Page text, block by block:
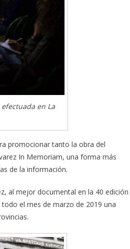
en La
promocionar tanto la obra del
In Memoriam, una forma más
de la información.
al mejor documental en la 40 edición
el mes de marzo de 2019 una